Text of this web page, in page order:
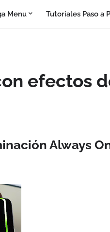
Menu Tutoriales Paso a
efectos
Always